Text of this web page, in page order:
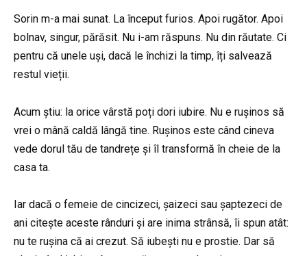
Sorin m-a mai sunat. La început furios. Apoi rugător. Apoi
bolnav, singur, părăsit. Nu i-am răspuns. Nu din răutate. Ci
pentru că unele uși, dacă le închizi la timp, îți salvează
restul vieții.
Acum știu: la orice vârstă poți dori iubire. Nu e rușinos să
vrei o mână caldă lângă tine. Rușinos este când cineva
vede dorul tău de tandrețe și îl transformă în cheie de la
casa ta.
Iar dacă o femeie de cincizeci, șaizeci sau șaptezeci de
ani citește aceste rânduri și are inima strânsă, îi spun atât:
nu te rușina că ai crezut. Să iubești nu e prostie. Dar să